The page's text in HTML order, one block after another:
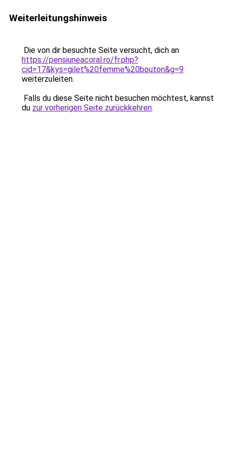
Weiterleitungshinweis
Die von dir besuchte Seite versucht, dich an
https://pensiuneacoral.ro/fr.php?
cid=17&kys=gilet%20femme%20bouton&g=9
weiterzuleiten.
Falls du diese Seite nicht besuchen möchtest, kannst
du zur vorherigen Seite zurückkehren.